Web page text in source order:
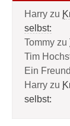
Harry zu
selbst:
Tommy zu
Tim
Ein Freund
Harry zu
selbst: